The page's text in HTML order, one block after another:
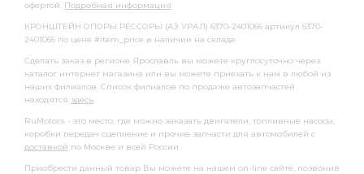
офертой. Подробная информация
КРОНШТЕЙН ОПОРЫ РЕССОРЫ (АЗ УРАЛ) 6370-2401066 артикул 6370-
2401066 по цене #item_price в наличии на складе.
Сделать заказ в регионе Ярославль вы можете круглосуточно через
каталог интернет магазина или вы можете приехать к нам в любой из
наших филиалов. Список филиалов по продаже автозапчастей
находятся здесь.
RuMotors - это место, где можно заказать двигатели, топливные насосы,
коробки передач сцепление и прочие запчасти для автомобилей с
доставкой по Москве и всей России.
Приобрести данный товар Вы можете на нашем on-line сайте, позвонив